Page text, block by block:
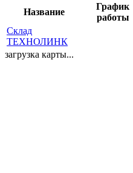
Название
График
работы
Склад
ТЕХНОЛИНК
загрузка карты...